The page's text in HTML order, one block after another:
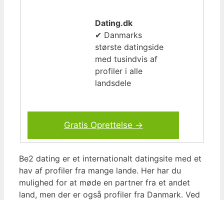
Dating.dk
✔ Danmarks
største datingside
med tusindvis af
profiler i alle
landsdele
Gratis Oprettelse →
Be2 dating er et internationalt datingsite med et
hav af profiler fra mange lande. Her har du
mulighed for at møde en partner fra et andet
land, men der er også profiler fra Danmark. Ved